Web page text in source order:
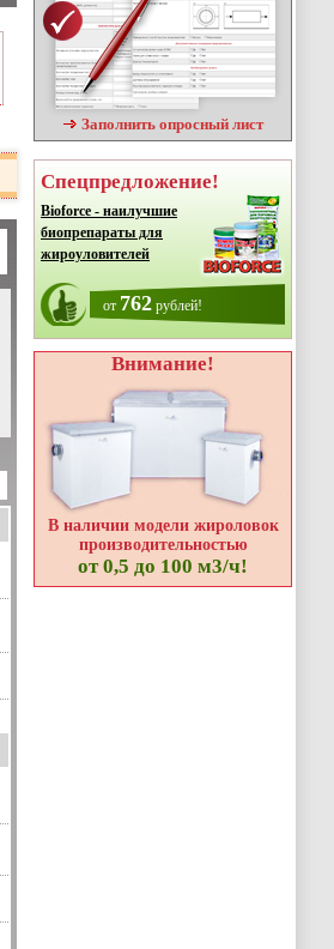
Заполнить опросный лист
Спецпредложение!
Bioforce - наилучшие
биопрепараты для
жироуловителей
от 762 рублей!
Внимание!
В наличии модели жироловок
производительностью
от 0,5 до 100 м3/ч!